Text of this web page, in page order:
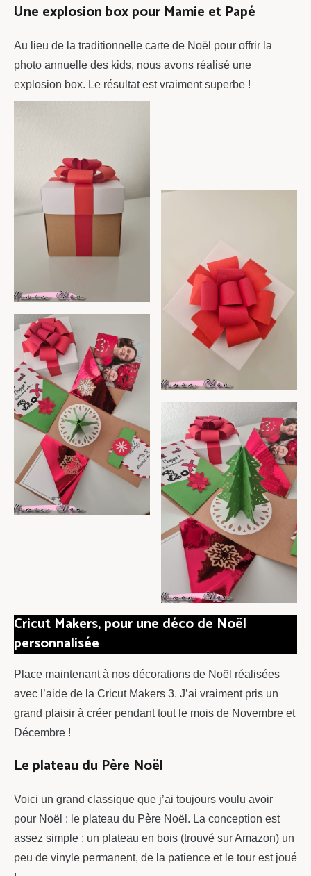
Une explosion box pour Mamie et Papé
Au lieu de la traditionnelle carte de Noël pour offrir la
photo annuelle des kids, nous avons réalisé une
explosion box. Le résultat est vraiment superbe !
Cricut Makers, pour une déco de Noël
personnalisée
Place maintenant à nos décorations de Noël réalisées
avec l’aide de la Cricut Makers 3. J’ai vraiment pris un
grand plaisir à créer pendant tout le mois de Novembre et
Décembre !
Le plateau du Père Noël
Voici un grand classique que j’ai toujours voulu avoir
pour Noël : le plateau du Père Noël. La conception est
assez simple : un plateau en bois (trouvé sur Amazon) un
peu de vinyle permanent, de la patience et le tour est joué